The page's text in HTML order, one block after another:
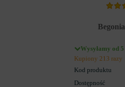
Wysyłamy od
Kupiony 213 razy
Kod produktu
Dostępność